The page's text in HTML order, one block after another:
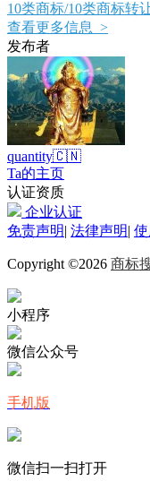
10类商标/10类商标转
查看更多信息 >
发布者
quantity🇨🇳
Ta的主页
认证资质
企业认证
免责声明| 法律声明|
Copyright ©2026 商标
小程序
微信公众号
手机版
微信扫一扫打开